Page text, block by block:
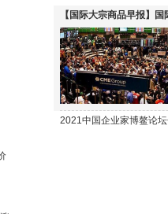
【国际大宗商品早报】
下跌
2021中国企业家博鳌论